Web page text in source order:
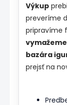
Výkup
preveríme
pripravíme
bazára
prejsť na